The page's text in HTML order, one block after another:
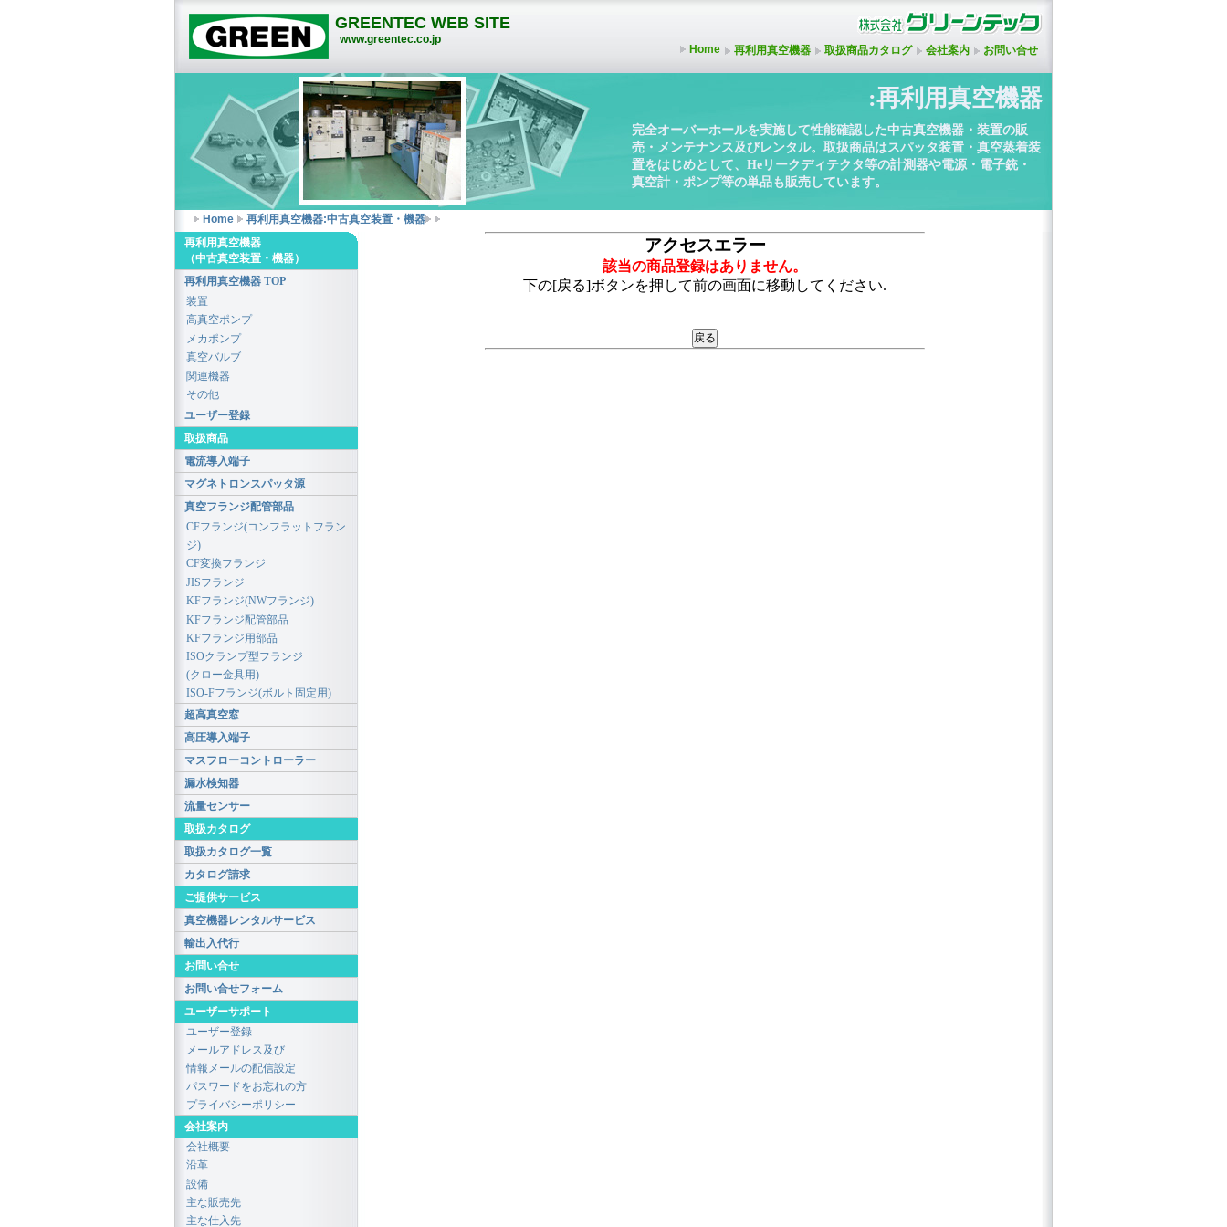
GREENTEC WEB SITE
www.greentec.co.jp
Home 再利用真空機器 取扱商品カタログ 会社案内 お問い合せ
:再利用真空機器
完全オーバーホールを実施して性能確認した中古真空機器・装置の販
売・メンテナンス及びレンタル。取扱商品はスパッタ装置・真空蒸着装
置をはじめとして、Heリークディテクタ等の計測器や電源・電子銃・
真空計・ポンプ等の単品も販売しています。
Home 再利用真空機器:中古真空装置・機器
アクセスエラー
該当の商品登録はありません。
下の[戻る]ボタンを押して前の画面に移動してください.
再利用真空機器
（中古真空装置・機器）
再利用真空機器 TOP
装置
高真空ポンプ
メカポンプ
真空バルブ
関連機器
その他
ユーザー登録
取扱商品
電流導入端子
マグネトロンスパッタ源
真空フランジ配管部品
CFフランジ(コンフラットフラン
ジ)
CF変換フランジ
JISフランジ
KFフランジ(NWフランジ)
KFフランジ配管部品
KFフランジ用部品
ISOクランプ型フランジ
(クロー金具用)
ISO-Fフランジ(ボルト固定用)
超高真空窓
高圧導入端子
マスフローコントローラー
漏水検知器
流量センサー
取扱カタログ
取扱カタログ一覧
カタログ請求
ご提供サービス
真空機器レンタルサービス
輸出入代行
お問い合せ
お問い合せフォーム
ユーザーサポート
ユーザー登録
メールアドレス及び
情報メールの配信設定
パスワードをお忘れの方
プライバシーポリシー
会社案内
会社概要
沿革
設備
主な販売先
主な仕入先